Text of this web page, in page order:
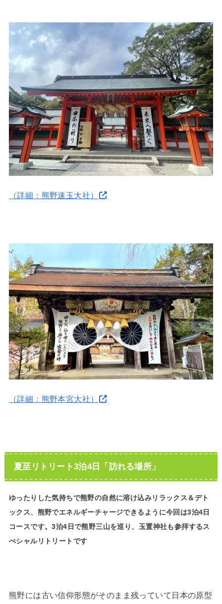
（詳細：熊野速玉大社）
（詳細：熊野本宮大社）
夏至リトリート3泊4日「訪れる場所」
ゆったりした気持ちで熊野の自然に溶け込みリラックス＆デト
ックス、熊野でエネルギーチャージできるように今回は3泊4日
コースです。3泊4日で熊野三山を巡り、玉置神社も参拝するス
ぺシャルリトリートです
熊野には古い信仰形態がそのまま残っていて日本の原型